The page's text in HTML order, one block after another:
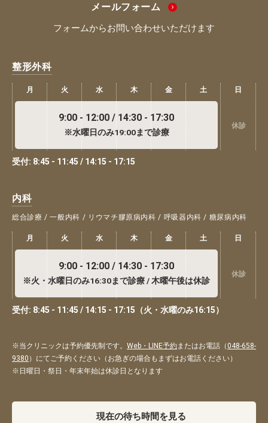
メールフォーム
フォームからお問い合わせいただけます
整形外科
月 火 水 木 金 土 日
9:00 - 12:00 / 14:30 - 17:30
※水曜日のみ19:00まで診療
休診
受付: 8:45 - 11:45 / 14:15 - 17:15
内科
総合診療 / 一般内科 / リウマチ膠原病内科 / 呼吸器内科 / 糖尿病内科
月 火 水 木 金 土 日
9:00 - 12:00 / 14:30 - 17:30
※火・水曜日のみ16:30まで診療 / 木曜午後は休診
休診
受付: 8:45 - 11:45 / 14:15 - 17:15（火・水曜のみ16:15）
※当クリニックは予約優先制です。 Web・LINE予約またはお電話（ 048-658-
9380 ）にてご予約ください（お急ぎの場合もまずはお電話ください）
※日曜日・祭日・年末年始は休診日となります
現在の待ち時間を見る